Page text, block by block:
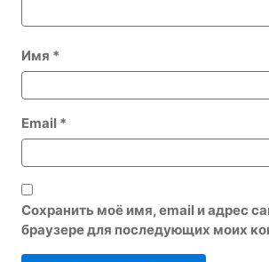
Имя *
Email *
Сохранить моё имя, email и адрес
браузере для последующих моих